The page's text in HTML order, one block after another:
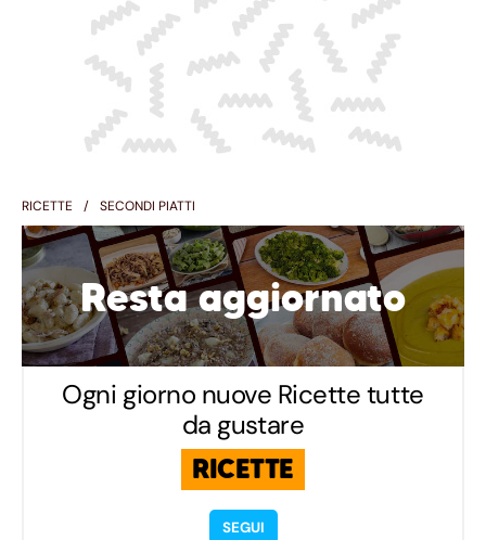
RICETTE SECONDI PIATTI
Resta aggiornato
Ogni giorno nuove Ricette tutte
da gustare
RICETTE
SEGUI